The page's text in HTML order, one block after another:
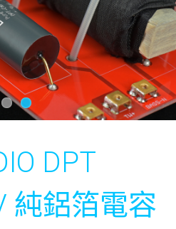
DPT
純鋁箔電容